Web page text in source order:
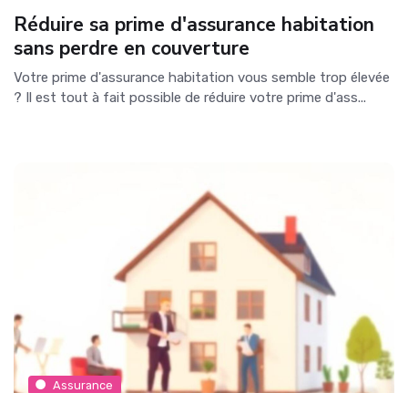
Réduire sa prime d'assurance habitation
sans perdre en couverture
Votre prime d'assurance habitation vous semble trop élevée
? Il est tout à fait possible de réduire votre prime d'ass...
Assurance